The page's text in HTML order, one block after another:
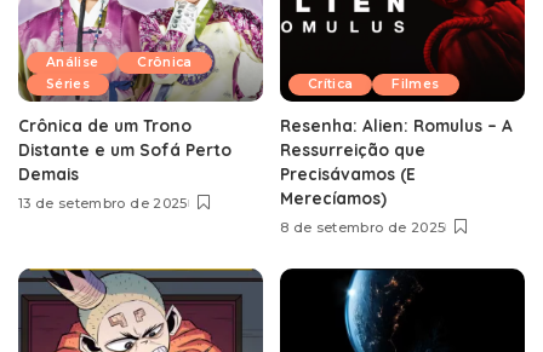
Análise
Crônica
Séries
Crônica de um Trono
Distante e um Sofá Perto
Demais
13 de setembro de 2025
Crítica Filmes
Resenha: Alien: Romulus – A
Ressurreição que
Precisávamos (E
Merecíamos)
8 de setembro de 2025